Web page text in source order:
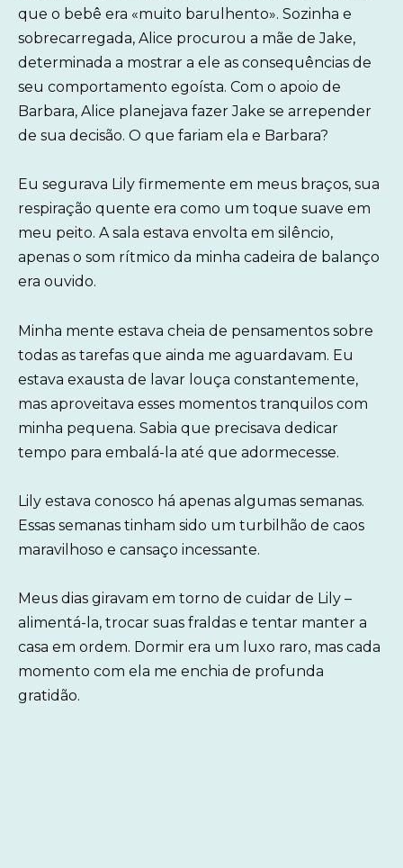
que o bebê era «muito barulhento». Sozinha e
sobrecarregada, Alice procurou a mãe de Jake,
determinada a mostrar a ele as consequências de
seu comportamento egoísta. Com o apoio de
Barbara, Alice planejava fazer Jake se arrepender
de sua decisão. O que fariam ela e Barbara?
Eu segurava Lily firmemente em meus braços, sua
respiração quente era como um toque suave em
meu peito. A sala estava envolta em silêncio,
apenas o som rítmico da minha cadeira de balanço
era ouvido.
Minha mente estava cheia de pensamentos sobre
todas as tarefas que ainda me aguardavam. Eu
estava exausta de lavar louça constantemente,
mas aproveitava esses momentos tranquilos com
minha pequena. Sabia que precisava dedicar
tempo para embalá-la até que adormecesse.
Lily estava conosco há apenas algumas semanas.
Essas semanas tinham sido um turbilhão de caos
maravilhoso e cansaço incessante.
Meus dias giravam em torno de cuidar de Lily –
alimentá-la, trocar suas fraldas e tentar manter a
casa em ordem. Dormir era um luxo raro, mas cada
momento com ela me enchia de profunda
gratidão.